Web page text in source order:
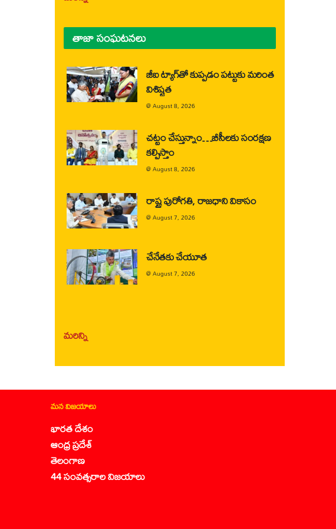
తాజా సంఘటనలు
జీఐ ట్యాగ్‌తో కుప్పడం పట్టుకు మరింత
విశిష్టత
@August 8, 2026
చట్టం చేస్తున్నాం…బీసీలకు సంరక్షణ
కల్పిస్తాం
@August 8, 2026
రాష్ట్ర పురోగతి, రాజధాని వికాసం
@August 7, 2026
చేనేతకు చేయూత
@August 7, 2026
మరిన్ని
మన విజయాలు
భారత దేశం
ఆంధ్ర ప్రదేశ్
తెలంగాణ
44 సంవత్సరాల విజయాలు